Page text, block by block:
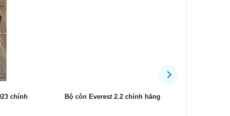
chính
Bộ côn Everest 2.2 chính hãng